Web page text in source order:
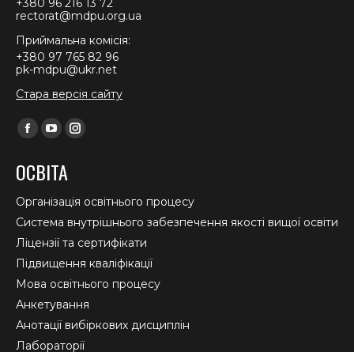
+380 96 216 13 72
rectorat@mdpu.org.ua
Приймальна комісія:
+380 97 765 82 96
pk-mdpu@ukr.net
Стара версія сайту
Find us on:
Facebook
opens
in
new
window
YouTube
opens
in
new
window
Instagram
in
new
window
ОСВІТА
Організація освітнього процесу
Система внутрішнього забезпечення якості вищої освіти
Ліцензії та сертифікати
Підвищення кваліфікації
Мова освітнього процесу
Анкетування
Анотації вибіркових дисциплін
Лабораторії